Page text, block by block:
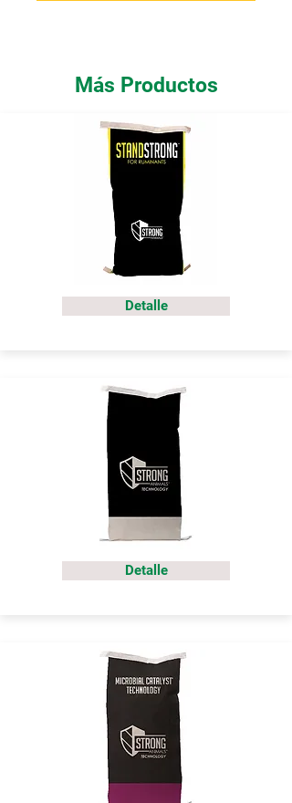
Más Productos
Detalle
Detalle